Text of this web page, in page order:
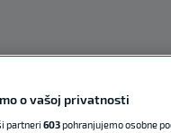
o vašoj privatnosti
partneri 603pohranjujemo osobne